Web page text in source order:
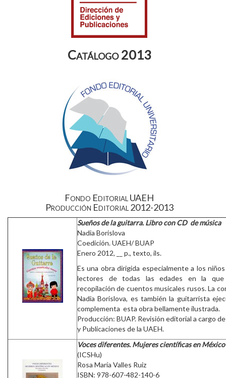
Catálogo 2013
Fondo Editorial UAEH
Producción Editorial 2012-2013
Sueños de la guitarra. Libro con CD de música
Nadia Borislova
Coedición. UAEH/ BUAP
Enero 2012, __ p., texto, ils.
Es una obra dirigida especialmente a los
lectores de todas las edades en la que
recopilación de cuentos musicales rusos. La
Nadia Borislova, es también la guitarrista
complementa esta obra bellamente ilustrada.
Producción: BUAP. Revisión editorial a cargo
y Publicaciones de la UAEH.
Voces diferentes. Mujeres científicas en México
(ICSHu)
Rosa María Valles Ruiz
ISBN: 978-607-482-140-6